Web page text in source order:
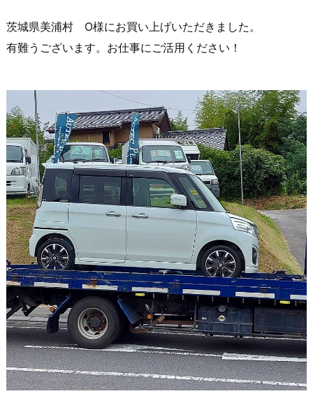
茨城県美浦村 O様にお買い上げいただきました。
有難うございます。お仕事にご活用ください！